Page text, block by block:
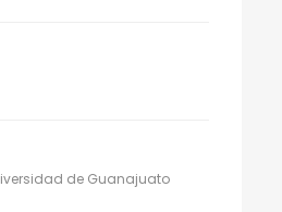
de Guanajuato